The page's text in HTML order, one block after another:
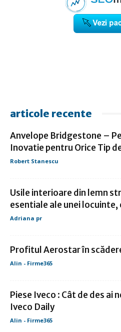
articole recente
Anvelope Bridgestone –
Inovatie pentru Orice Tip
Robert Stanescu
Usile interioare din lemn
esentiale ale unei locuinte,
Adriana pr
Profitul Aerostar în
Alin - Firme365
Piese Iveco : Cât de des ai
Iveco Daily
Alin - Firme365